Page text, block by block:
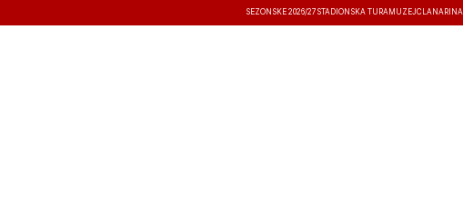
SEZONSKE 2026/27 STADIONSKA TURA MUZEJČLANARINA